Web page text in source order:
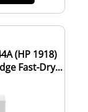
(HP 1918)
Fast-Dry